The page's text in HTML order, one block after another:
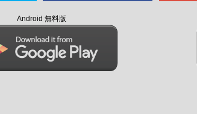
Android 無料版